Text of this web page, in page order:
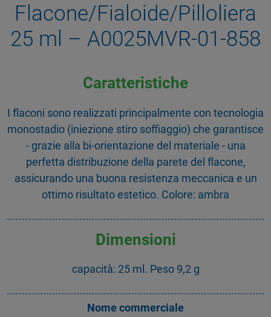
Flacone/Fialoide/Pilloliera
25 ml – A0025MVR-01-858
Caratteristiche
I flaconi sono realizzati principalmente con tecnologia
monostadio (iniezione stiro soffiaggio) che garantisce
- grazie alla bi-orientazione del materiale - una
perfetta distribuzione della parete del flacone,
assicurando una buona resistenza meccanica e un
ottimo risultato estetico. Colore: ambra
Dimensioni
capacità: 25 ml. Peso 9,2 g
Nome commerciale